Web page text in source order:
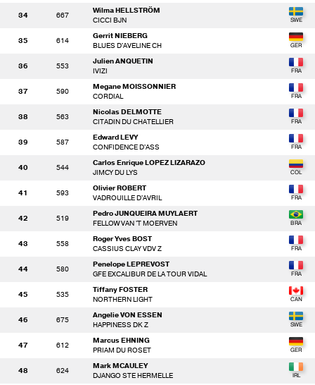
34 667
Wilma HELLSTRÖM
CICCI BJN
35 614
Gerrit NIEBERG
BLUES D'AVELINE CH
36 553
Julien ANQUETIN
IVIZI
37 590
Megane MOISSONNIER
CORDIAL
38 563
Nicolas DELMOTTE
CITADIN DU CHATELLIER
39 587
Edward LEVY
CONFIDENCE D'ASS
40 544
Carlos Enrique LOPEZ LIZARAZO
JIMCY DU LYS
41 593
Olivier ROBERT
VADROUILLE D'AVRIL
42 519
Pedro JUNQUEIRA MUYLAERT
FELLOW VAN 'T MOERVEN
43 558
Roger Yves BOST
CASSIUS CLAY VDV Z
44 580
Penelope LEPREVOST
GFE EXCALIBUR DE LA TOUR VIDAL
45 535
Tiffany FOSTER
NORTHERN LIGHT
46 675
Angelie VON ESSEN
HAPPINESS DK Z
47 612
Marcus EHNING
PRIAM DU ROSET
48 624
Mark MCAULEY
DJANGO STE HERMELLE